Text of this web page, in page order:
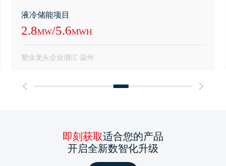
液冷储能项目
2.8MW/5.6MWH
塑业龙头企业浙江·温州
即刻获取适合您的产品
开启全新数智化升级